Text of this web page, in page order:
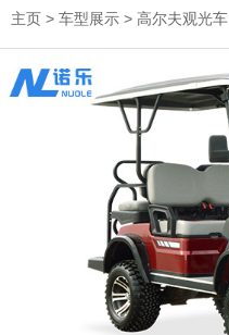
夫 夫
主页 > 车型展示 > 高尔夫观光车